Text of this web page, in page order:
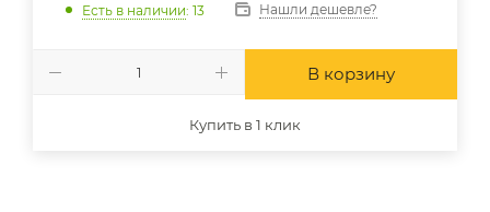
Есть в наличии: 13 Нашли дешевле?
В корзину
Купить в 1 клик